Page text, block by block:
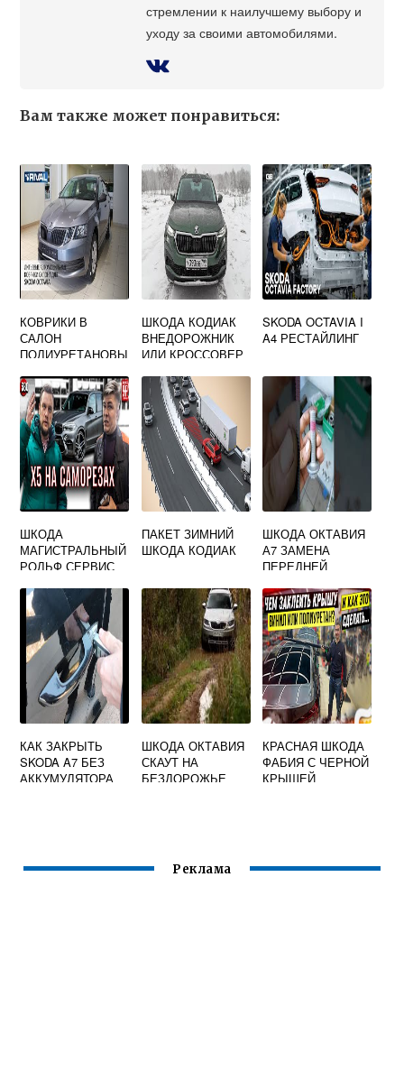
стремлении к наилучшему выбору и
уходу за своими автомобилями.
Вам также может понравиться:
КОВРИКИ В
САЛОН
ПОЛИУРЕТАНОВЫ
OCTAVIA A7 13 20
ШКОДА КОДИАК
ВНЕДОРОЖНИК
ИЛИ КРОССОВЕР
SKODA OCTAVIA I
A4 РЕСТАЙЛИНГ
ШКОДА
МАГИСТРАЛЬНЫЙ
РОЛЬФ СЕРВИС
ПАКЕТ ЗИМНИЙ
ШКОДА КОДИАК
ШКОДА ОКТАВИЯ
А7 ЗАМЕНА
ПЕРЕДНЕЙ
КАК ЗАКРЫТЬ
SKODA A7 БЕЗ
АККУМУЛЯТОРА
ШКОДА ОКТАВИЯ
СКАУТ НА
БЕЗДОРОЖЬЕ
КРАСНАЯ ШКОДА
ФАБИЯ С ЧЕРНОЙ
КРЫШЕЙ
Реклама